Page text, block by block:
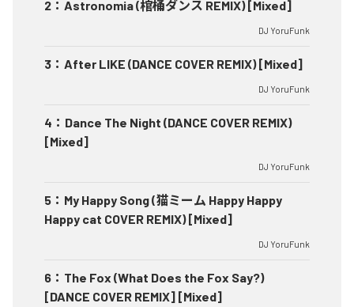
2 ： Astronomia (棺桶ダンス REMIX) [Mixed]
DJ YoruFunk
3 ： After LIKE (DANCE COVER REMIX) [Mixed]
DJ YoruFunk
4 ： Dance The Night (DANCE COVER REMIX)
[Mixed]
DJ YoruFunk
5 ： My Happy Song (猫ミーム Happy Happy
Happy cat COVER REMIX) [Mixed]
DJ YoruFunk
6 ： The Fox (What Does the Fox Say?)
[DANCE COVER REMIX] [Mixed]